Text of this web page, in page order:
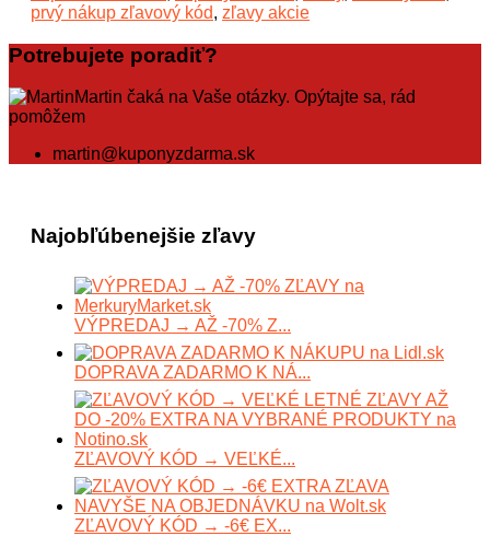
prvý nákup zľavový kód, zľavy akcie
Potrebujete poradiť?
Martin čaká na Vaše otázky. Opýtajte sa, rád
pomôžem
martin@kuponyzdarma.sk
Najobľúbenejšie zľavy
VÝPREDAJ → AŽ -70% Z...
DOPRAVA ZADARMO K NÁ...
ZĽAVOVÝ KÓD → VEĽKÉ...
ZĽAVOVÝ KÓD → -6€ EX...